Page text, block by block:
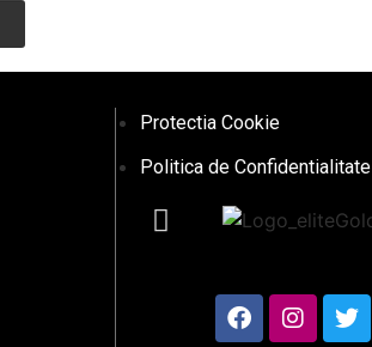
Protectia Cookie
Politica de Confidentialitate